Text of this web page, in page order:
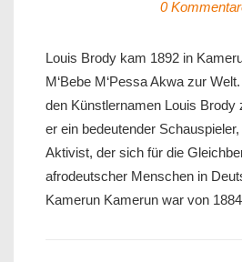
0
Louis Brody kam 1892 in
M‘Bebe M‘Pessa Akwa zur
den Künstlernamen Louis Brody
er ein bedeutender
Aktivist, der sich für die
afrodeutscher Menschen in
Kamerun Kamerun war von